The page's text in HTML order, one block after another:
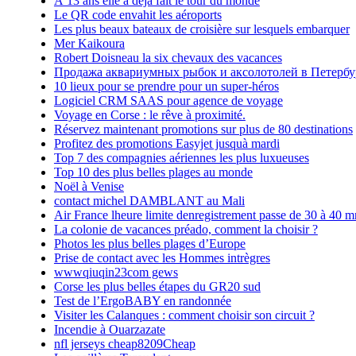
Le QR code envahit les aéroports
Les plus beaux bateaux de croisière sur lesquels embarquer
Mer Kaikoura
Robert Doisneau la six chevaux des vacances
Продажа аквариумных рыбок и аксолотолей в
10 lieux pour se prendre pour un super-héros
Logiciel CRM SAAS pour agence de voyage
Voyage en Corse : le rêve à proximité.
Réservez maintenant promotions sur plus de 80 destinations
Profitez des promotions Easyjet jusquà mardi
Top 7 des compagnies aériennes les plus luxueuses
Top 10 des plus belles plages au monde
Noël à Venise
contact michel DAMBLANT au Mali
Air France lheure limite denregistrement passe de 30 à 40
La colonie de vacances préado, comment la choisir ?
Photos les plus belles plages d’Europe
Prise de contact avec les Hommes intrègres
wwwqiuqin23com gews
Corse les plus belles étapes du GR20 sud
Test de l’ErgoBABY en randonnée
Visiter les Calanques : comment choisir son circuit ?
Incendie à Ouarzazate
nfl jerseys cheap8209Cheap